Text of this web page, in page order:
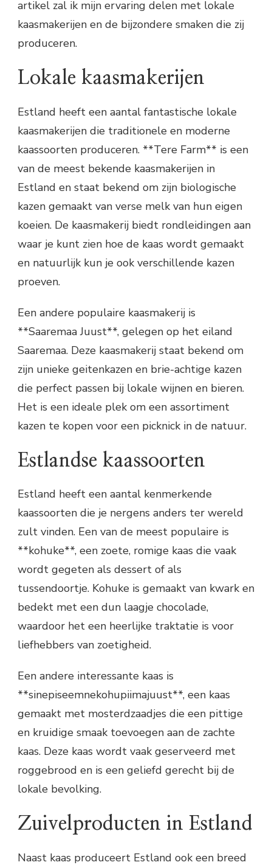
artikel zal ik mijn ervaring delen met lokale
kaasmakerijen en de bijzondere smaken die zij
produceren.
Lokale kaasmakerijen
Estland heeft een aantal fantastische lokale
kaasmakerijen die traditionele en moderne
kaassoorten produceren. **Tere Farm** is een
van de meest bekende kaasmakerijen in
Estland en staat bekend om zijn biologische
kazen gemaakt van verse melk van hun eigen
koeien. De kaasmakerij biedt rondleidingen aan
waar je kunt zien hoe de kaas wordt gemaakt
en natuurlijk kun je ook verschillende kazen
proeven.
Een andere populaire kaasmakerij is
**Saaremaa Juust**, gelegen op het eiland
Saaremaa. Deze kaasmakerij staat bekend om
zijn unieke geitenkazen en brie-achtige kazen
die perfect passen bij lokale wijnen en bieren.
Het is een ideale plek om een assortiment
kazen te kopen voor een picknick in de natuur.
Estlandse kaassoorten
Estland heeft een aantal kenmerkende
kaassoorten die je nergens anders ter wereld
zult vinden. Een van de meest populaire is
**kohuke**, een zoete, romige kaas die vaak
wordt gegeten als dessert of als
tussendoortje. Kohuke is gemaakt van kwark en
bedekt met een dun laagje chocolade,
waardoor het een heerlijke traktatie is voor
liefhebbers van zoetigheid.
Een andere interessante kaas is
**sinepiseemnekohupiimajuust**, een kaas
gemaakt met mosterdzaadjes die een pittige
en kruidige smaak toevoegen aan de zachte
kaas. Deze kaas wordt vaak geserveerd met
roggebrood en is een geliefd gerecht bij de
lokale bevolking.
Zuivelproducten in Estland
Naast kaas produceert Estland ook een breed